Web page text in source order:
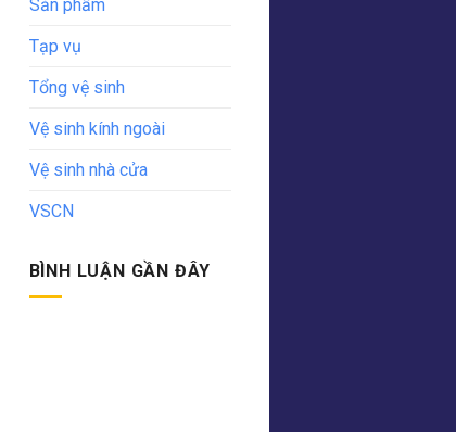
Sản phẩm
Tạp vụ
Tổng vệ sinh
Vệ sinh kính ngoài
Vệ sinh nhà cửa
VSCN
BÌNH LUẬN GẦN ĐÂY